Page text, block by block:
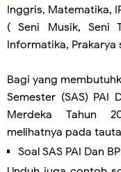
Inggris, Matematika,
( Seni Musik, Seni
Informatika, Prakarya
Bagi yang
Semester (SAS) PAI
Merdeka Tahun
melihatnya pada
Soal SAS PAI Dan